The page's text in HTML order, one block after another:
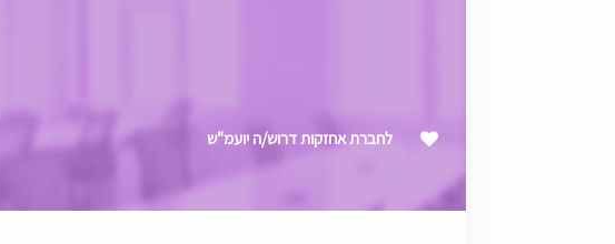
לחברת אחזקות דרוש/ה יועמ"ש